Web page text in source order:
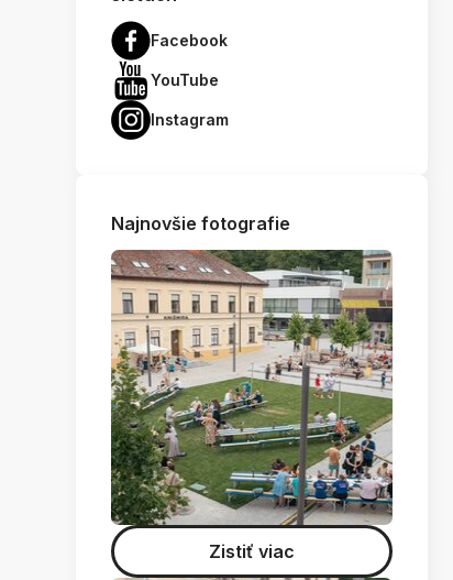
Facebook
YouTube
Instagram
Najnovšie fotografie
Zistiť viac